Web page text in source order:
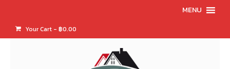
MENU
Your Cart - ฿0.00